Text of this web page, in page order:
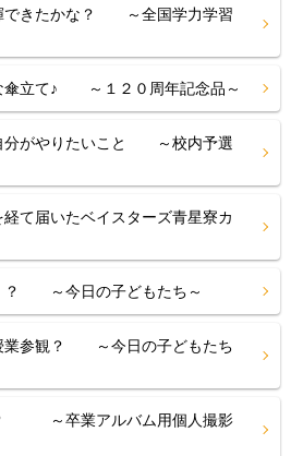
できたかな？ ～全国学力学習
傘立て♪ ～１２０周年記念品～
分がやりたいこと ～校内予選
て届いたベイスターズ青星寮カ
？ ～今日の子どもたち～
業参観？ ～今日の子どもたち
？ ～卒業アルバム用個人撮影